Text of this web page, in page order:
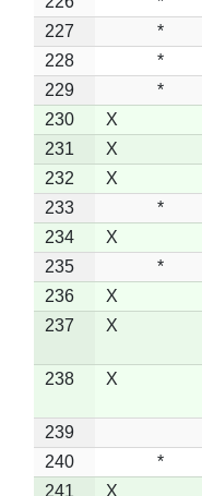
227
*
228
*
229
*
230
X
231
X
232
X
233
*
234
X
235
*
236
X
237
X
238 X
239
240
*
241
X